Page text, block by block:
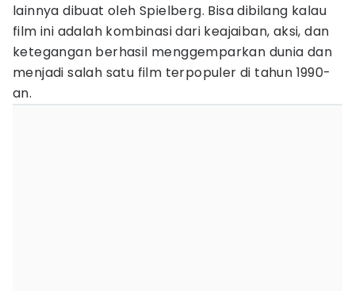
lainnya dibuat oleh Spielberg. Bisa dibilang kalau
film ini adalah kombinasi dari keajaiban, aksi, dan
ketegangan berhasil menggemparkan dunia dan
menjadi salah satu film terpopuler di tahun 1990-
an.